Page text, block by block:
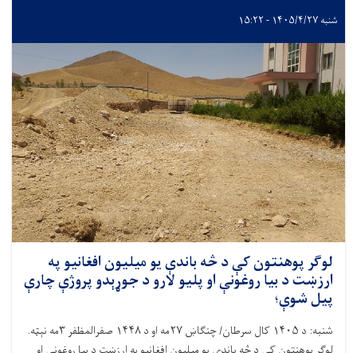
شنبه ۱۴۰۵/۴/۲۷ - ۱۵:۲۲
لوګر پوهنتون کې د څه باندې یو میلیون افغانیو په
ارزښت د بیا روغونې او پلیو لارو د جوړېدو پروژې چارې
پیل شوې؛
شنبه: د ۱۴۰۵ کال سرطان/ چنګاښ ۲۷مه او د ۱۴۴۸ صفرالمظفر ۳مه نېټه.